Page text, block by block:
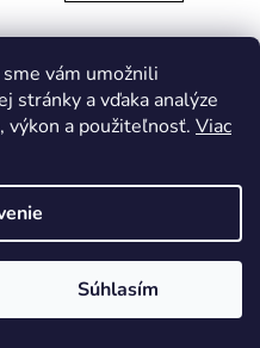
vám umožnili
stránky a vďaka analýze
výkon a použiteľnosť. Viac
Súhlasím